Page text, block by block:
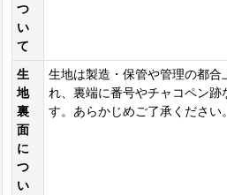
つ
い
て
生
地
裏
面
に
つ
い
生地は製造・保管や管理の都合
れ、裏端に番号やチャコペン跡
す。あらかじめご了承ください。